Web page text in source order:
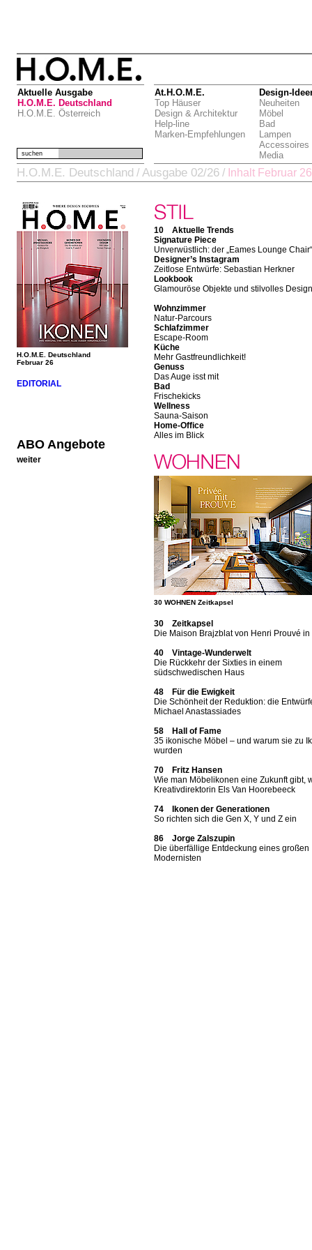
Aktuelle Ausgabe
H.O.M.E. Deutschland
H.O.M.E. Österreich
At.H.O.M.E.
Top Häuser
Design & Architektur
Help-line
Marken-Empfehlungen
Design-
Neuheiten
Möbel
Bad
Lampen
Accessoires
Media
suchen
H.O.M.E. Deutschland / Ausgabe 02/26 / Inhalt Februar 26
H.O.M.E. Deutschland
Februar 26
EDITORIAL
ABO Angebote
weiter
10 Aktuelle Trends
Signature Piece
Unverwüstlich: der „Eames Lounge
Designer’s Instagram
Zeitlose Entwürfe: Sebastian Herkner
Lookbook
Glamouröse Objekte und stilvolles Design
Wohnzimmer
Natur-Parcours
Schlafzimmer
Escape-Room
Küche
Mehr Gastfreundlichkeit!
Genuss
Das Auge isst mit
Bad
Frischekicks
Wellness
Sauna-Saison
Home-Office
Alles im Blick
30 WOHNEN Zeitkapsel
30 Zeitkapsel
Die Maison Brajzblat von Henri Prouvé in
40 Vintage-Wunderwelt
Die Rückkehr der Sixties in einem
südschwedischen Haus
48 Für die Ewigkeit
Die Schönheit der Reduktion: die
Michael Anastassiades
58 Hall of Fame
35 ikonische Möbel – und warum sie zu
wurden
70 Fritz Hansen
Wie man Möbelikonen eine Zukunft gibt,
Kreativdirektorin Els Van Hoorebeeck
74 Ikonen der Generationen
So richten sich die Gen X, Y und Z ein
86 Jorge Zalszupin
Die überfällige Entdeckung eines großen
Modernisten